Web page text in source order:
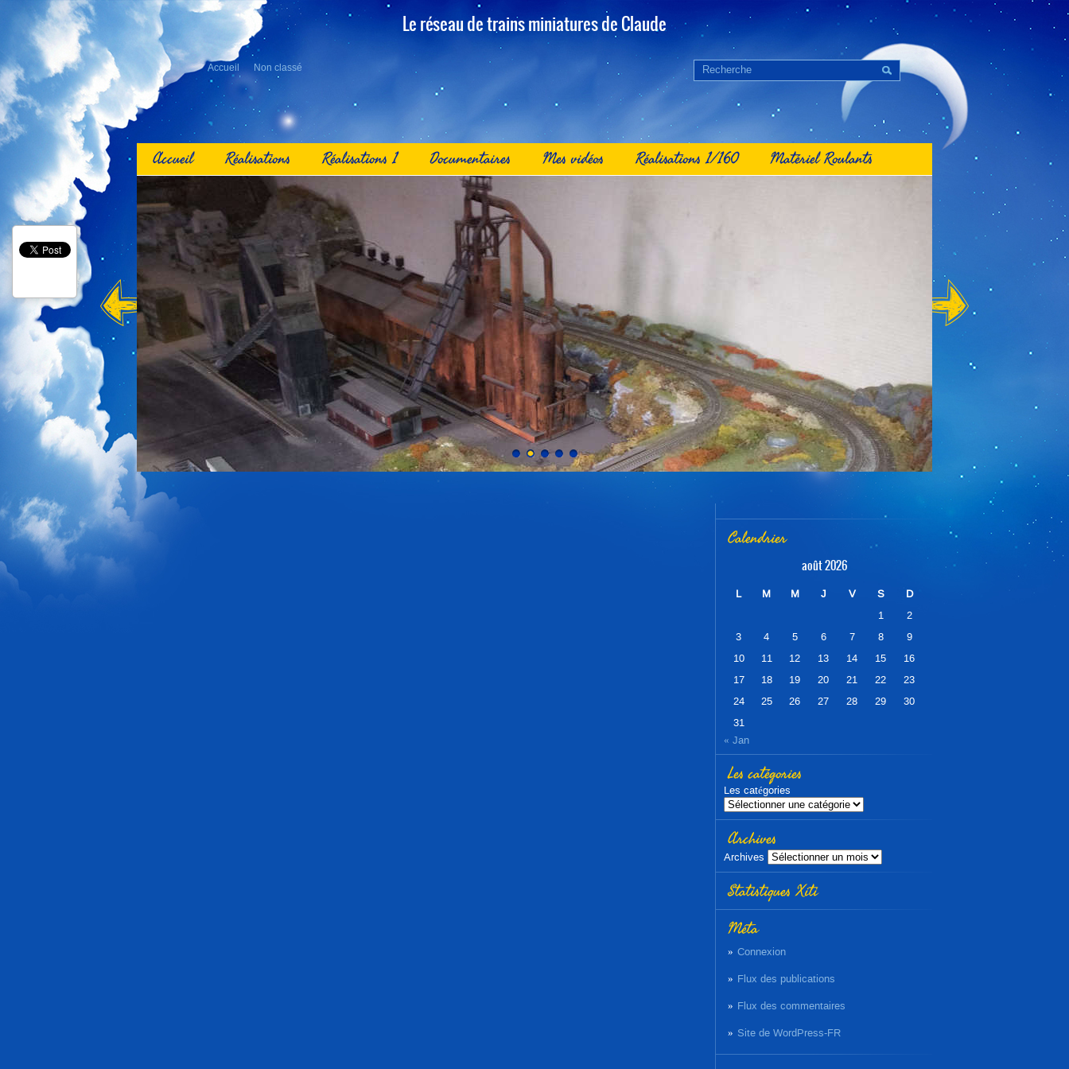
Le réseau de trains miniatures de Claude
Accueil Non classé
Accueil Réalisations Réalisations 1 Documentaires Mes vidéos Réalisations 1/160 Matériel Roulants
1 2 3 4 5
Calendrier
août 2026
L M M J V S
D
1
2
3
4 5 6 7 8
9
10
11 12 13 14 15
16
17
18 19 20 21 22
23
24
25 26 27 28 29
30
31
« Jan
Les catégories
Les catégories
Archives
Archives
Statistiques Xiti
Méta
Connexion
Flux des publications
Flux des commentaires
Site de WordPress-FR